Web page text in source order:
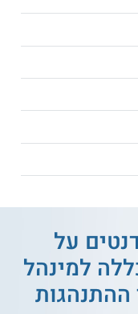
הנדרש.
מוכר.
המכינה
על
למינהל
ההתנהגות